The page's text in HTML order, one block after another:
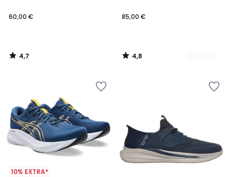
60,00 €
4,7
/
85,00 €
4,8
/
10% EXTRA*